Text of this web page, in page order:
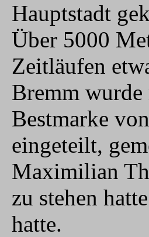
Hauptstadt
Über 5000
Zeitläufen
Bremm wurde
Bestmarke
eingeteilt,
Maximilian
zu stehen
hatte.